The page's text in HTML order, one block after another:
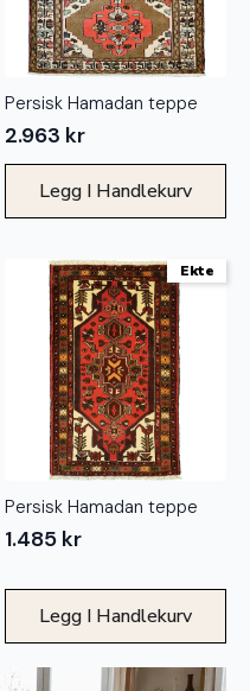
Persisk Hamadan teppe
2.963 kr
Legg I Handlekurv
Ekte
Persisk Hamadan teppe
1.485 kr
Legg I Handlekurv